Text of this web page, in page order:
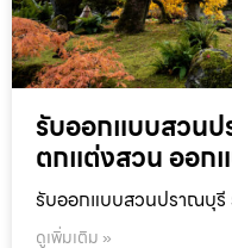
รับออกแบบสวน
ตกแต่งสวน ออก
รับออกแบบสวนปราณบุ
ดูเพิ่มเติม »